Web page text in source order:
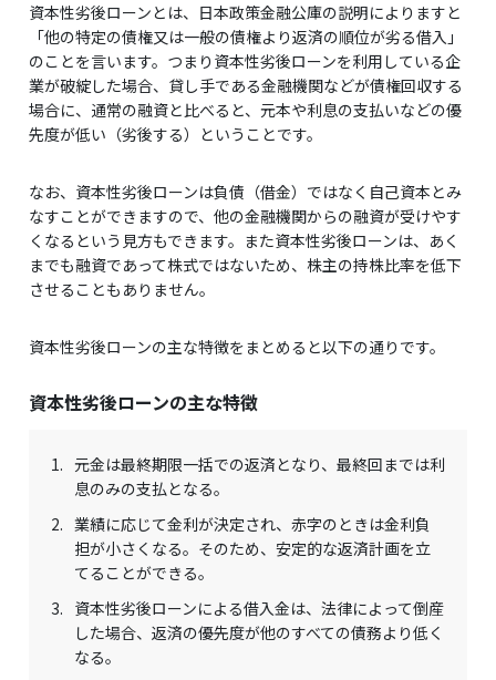
資本性劣後ローンとは、日本政策金融公庫の説明によりますと
「他の特定の債権又は一般の債権より返済の順位が劣る借入」
のことを言います。つまり資本性劣後ローンを利用している企
業が破綻した場合、貸し手である金融機関などが債権回収する
場合に、通常の融資と比べると、元本や利息の支払いなどの優
先度が低い（劣後する）ということです。
なお、資本性劣後ローンは負債（借金）ではなく自己資本とみ
なすことができますので、他の金融機関からの融資が受けやす
くなるという見方もできます。また資本性劣後ローンは、あく
までも融資であって株式ではないため、株主の持株比率を低下
させることもありません。
資本性劣後ローンの主な特徴をまとめると以下の通りです。
資本性劣後ローンの主な特徴
1. 元金は最終期限一括での返済となり、最終回までは利
息のみの支払となる。
2. 業績に応じて金利が決定され、赤字のときは金利負
担が小さくなる。そのため、安定的な返済計画を立
てることができる。
3. 資本性劣後ローンによる借入金は、法律によって倒産
した場合、返済の優先度が他のすべての債務より低く
なる。